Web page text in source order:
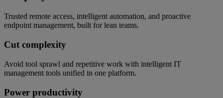
Trusted remote access, intelligent automation, and proactive
endpoint management, built for lean teams.
Cut complexity
Avoid tool sprawl and repetitive work with intelligent IT
management tools unified in one platform.
Power productivity